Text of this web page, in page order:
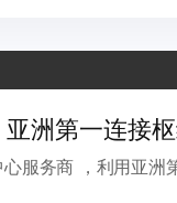
洲第一连接
服务商 ，利用亚